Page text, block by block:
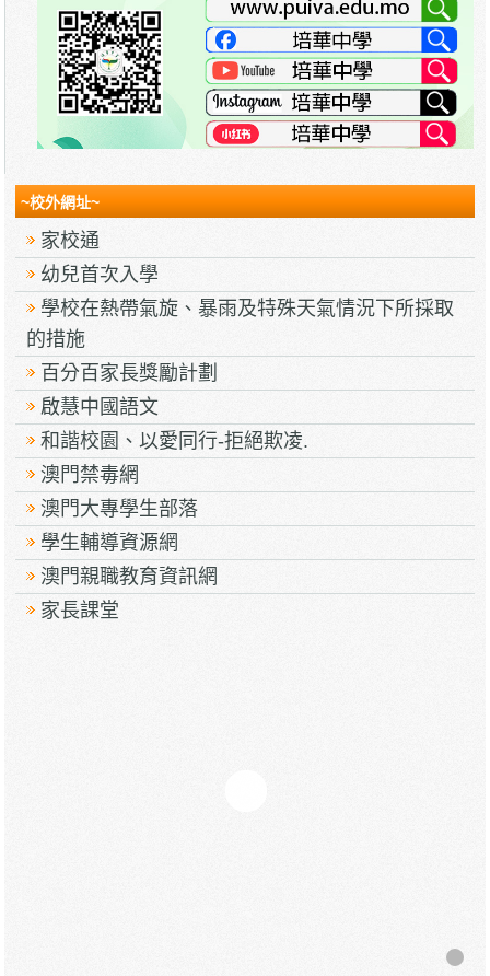
~校外網址~
家校通
幼兒首次入學
學校在熱帶氣旋、暴雨及特殊天氣情況下所採取
的措施
百分百家長獎勵計劃
啟慧中國語文
和諧校園、以愛同行-拒絕欺凌.
澳門禁毒網
澳門大專學生部落
學生輔導資源網
澳門親職教育資訊網
家長課堂